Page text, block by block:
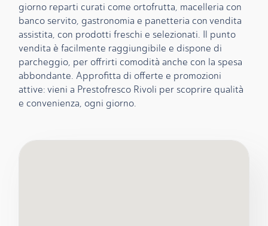
giorno reparti curati come ortofrutta, macelleria con
banco servito, gastronomia e panetteria con vendita
assistita, con prodotti freschi e selezionati. Il punto
vendita è facilmente raggiungibile e dispone di
parcheggio, per offrirti comodità anche con la spesa
abbondante. Approfitta di offerte e promozioni
attive: vieni a Prestofresco Rivoli per scoprire qualità
e convenienza, ogni giorno.